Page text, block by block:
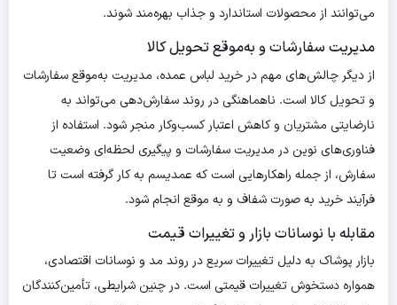
می‌توانند از محصولات استاندارد و جذاب بهره‌مند شوند.
مدیریت سفارشات و به‌موقع تحویل کالا
از دیگر چالش‌های مهم در خرید لباس عمده، مدیریت به‌موقع سفارشات
و تحویل کالا است. ناهماهنگی در روند سفارش‌دهی می‌تواند به
نارضایتی مشتریان و کاهش اعتبار کسب‌وکار منجر شود. استفاده از
فناوری‌های نوین در مدیریت سفارشات و پیگیری لحظه‌ای وضعیت
سفارش، از جمله راهکارهایی است که عمدیسم به کار گرفته است تا
فرآیند خرید به صورت شفاف و به موقع انجام شود.
مقابله با نوسانات بازار و تغییرات قیمت
بازار پوشاک به دلیل تغییرات سریع در روند مد و نوسانات اقتصادی،
همواره دستخوش تغییرات قیمتی است. در چنین شرایطی، تأمین‌کنندگان